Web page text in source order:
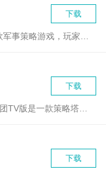
下载
下载
下载